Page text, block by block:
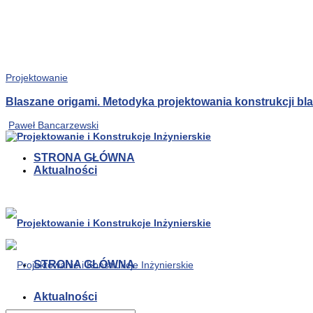
Projektowanie
Blaszane origami. Metodyka projektowania konstrukcji
Paweł Bancarzewski
STRONA GŁÓWNA
Aktualności
STRONA GŁÓWNA
Aktualności